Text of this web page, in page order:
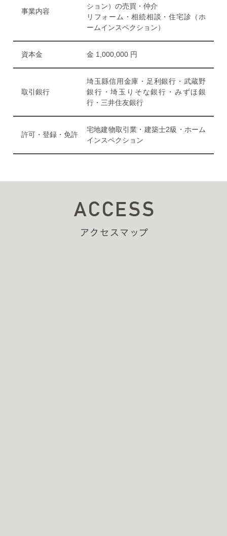
事業内容
ション）の売買・仲介
リフォーム・相続相談・住宅診（ホ
ームインスペクション）
資本金 金 1,000,000 円
取引銀行
埼玉縣信用金庫・足利銀行・武蔵野
銀行・埼玉りそな銀行・みずほ銀
行・三井住友銀行
許可・登録・免許
宅地建物取引業・建築士2級・ホーム
インスペクション